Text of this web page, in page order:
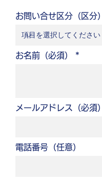
お問い合せ区分（区分）
お名前（必須）
メールアドレス（必須）
電話番号（任意）